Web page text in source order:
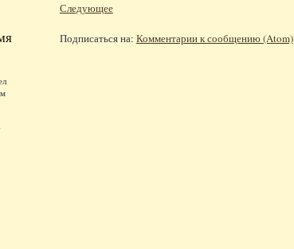
Следующее
Подписаться на: Комментарии к сообщению (Atom)